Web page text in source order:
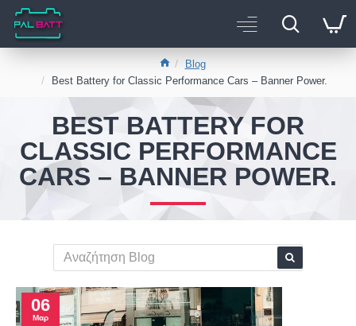
Blog
Best Battery for Classic Performance Cars – Banner Power.
BEST BATTERY FOR
CLASSIC PERFORMANCE
CARS – BANNER POWER.
06
Μαρ